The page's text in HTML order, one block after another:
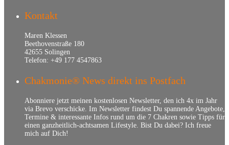
Kontakt
Maren Klessen
Beethovenstraße 180
42655 Solingen
Telefon: +49 177 4547863
Chakmonie® News direkt ins Postfach
Abonniere jetzt meinen kostenlosen Newsletter, den ich 4x im Jahr
via Brevo verschicke. Im Newsletter findest Du spannende Angebote,
Termine & interessante Infos rund um die 7 Chakren sowie Tipps für
einen ganzheitlich-achtsamen Lifestyle. Bist Du dabei? Ich freue
mich auf Dich!